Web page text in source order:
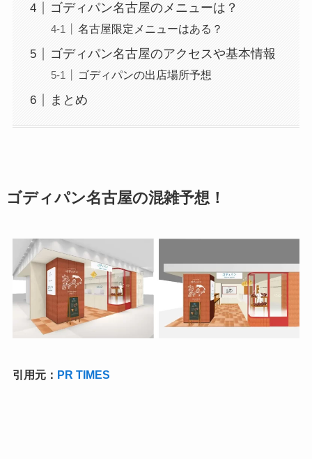
ゴディパン名古屋のメニューは？
名古屋限定メニューはある？
ゴディパン名古屋のアクセスや基本情報
ゴディパンの出店場所予想
まとめ
ゴディパン名古屋の混雑予想！
引用元： PR TIMES